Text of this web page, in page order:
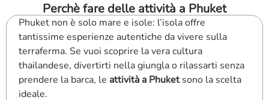
Perchè fare delle attività a Phuket
Phuket non è solo mare e isole: l’isola offre
tantissime esperienze autentiche da vivere sulla
terraferma. Se vuoi scoprire la vera cultura
thailandese, divertirti nella giungla o rilassarti senza
prendere la barca, le attività a Phuketsono la scelta
ideale.